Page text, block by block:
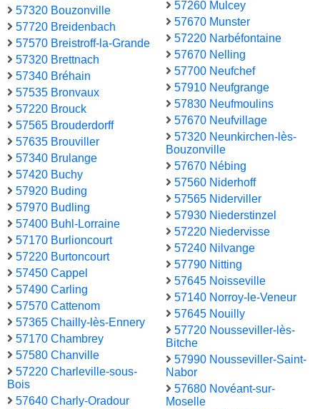
57320 Bouzonville
57720 Breidenbach
57570 Breistroff-la-Grande
57320 Brettnach
57340 Bréhain
57535 Bronvaux
57220 Brouck
57565 Brouderdorff
57635 Brouviller
57340 Brulange
57420 Buchy
57920 Buding
57970 Budling
57400 Buhl-Lorraine
57170 Burlioncourt
57220 Burtoncourt
57450 Cappel
57490 Carling
57570 Cattenom
57365 Chailly-lès-Ennery
57170 Chambrey
57580 Chanville
57220 Charleville-sous-
Bois
57640 Charly-Oradour
57260 Mulcey
57670 Munster
57220 Narbéfontaine
57670 Nelling
57700 Neufchef
57910 Neufgrange
57830 Neufmoulins
57670 Neufvillage
57320 Neunkirchen-lès-
Bouzonville
57670 Nébing
57560 Niderhoff
57565 Niderviller
57930 Niederstinzel
57220 Niedervisse
57240 Nilvange
57790 Nitting
57645 Noisseville
57140 Norroy-le-Veneur
57645 Nouilly
57720 Nousseviller-lès-
Bitche
57990 Nousseviller-Saint-
Nabor
57680 Novéant-sur-
Moselle